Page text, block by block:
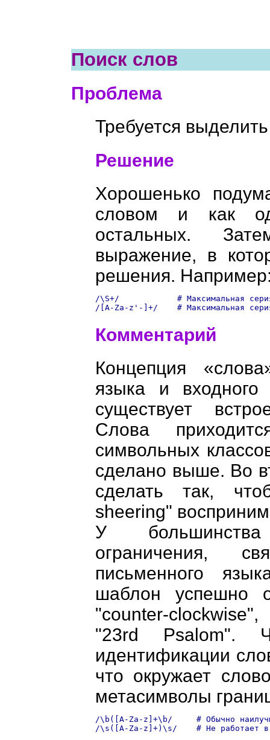
Поиск слов
Проблема
Требуется
Решение
Хорошенько
словом и как
остальных.
выражение, в
решения.
/\S+/            # Максимальная серия
Комментарий
Концепция
языка и
существует
Слова
символьных
сделано выше. Во
сделать так,
sheering"
У
ограничения,
письменного
шаблон успешно
"counter-
"23rd Psalom".
идентификации
что окружает
метасимволы
/\b([A-Za-z]+\b/     # Обычно